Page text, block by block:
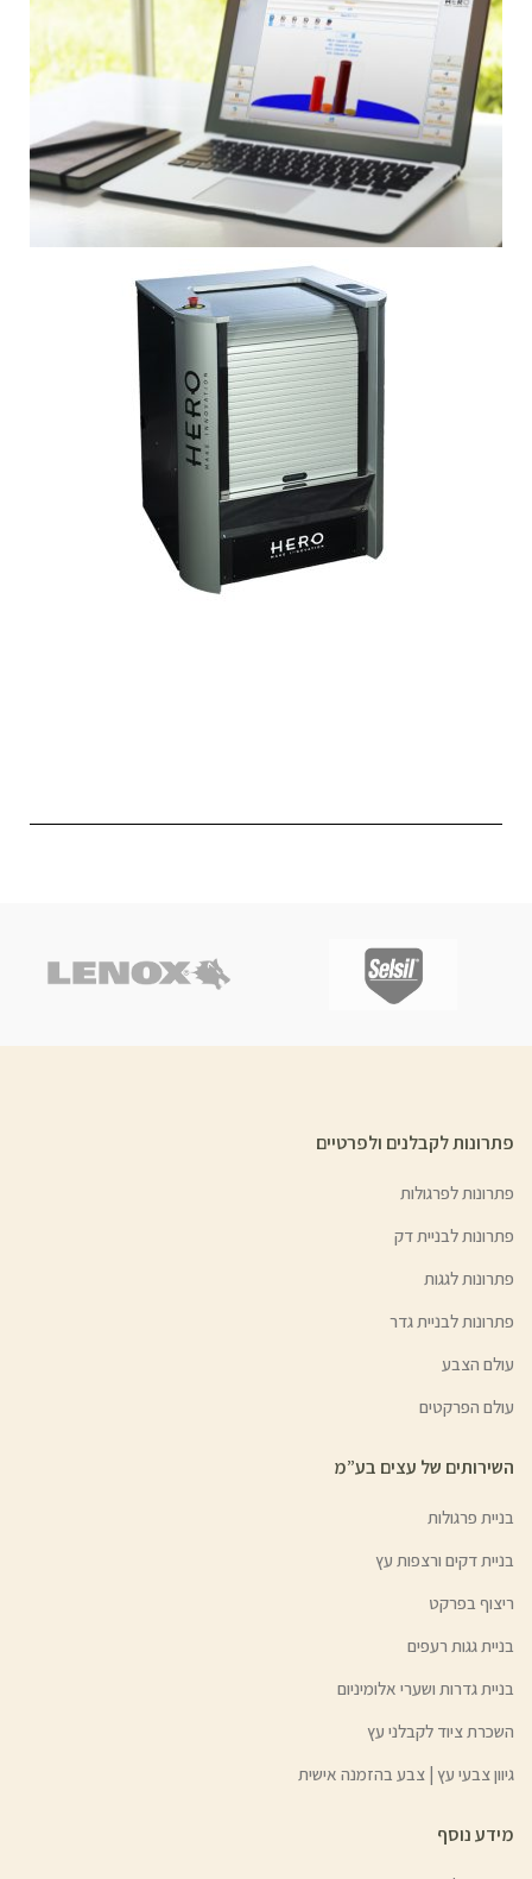
פתרונות לקבלנים ולפרטיים
פתרונות לפרגולות
פתרונות לבניית דק
פתרונות לגגות
פתרונות לבניית גדר
עולם הצבע
עולם הפרקטים
השירותים של עצים בע”מ
בניית פרגולות
בניית דקים ורצפות עץ
ריצוף בפרקט
בניית גגות רעפים
בניית גדרות ושערי אלומיניום
השכרת ציוד לקבלני עץ
גיוון צבעי עץ | צבע בהזמנה אישית
מידע נוסף